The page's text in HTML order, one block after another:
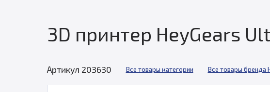
3D принтер HeyGears
Артикул 203630 Все товары категории Все товары бренда